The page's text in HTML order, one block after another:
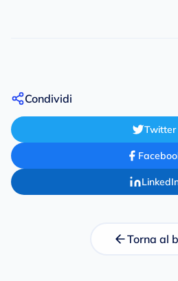
Condividi
Twitter
Torna al